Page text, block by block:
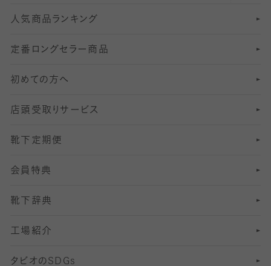
211デニールタイツ以上（防寒・厚手タイツ）
6 分丈レギンス
7 分丈 レギンス
8分丈 レギンス
10分丈 レギンス
12分丈レギンス
13分丈レギンス
オールスルーストッキング
冠婚葬祭向けソックス・靴下
スーツカジュアルソックス・靴下
ロングホーズ
ゴルフソックス・靴下
サッカー・フットサル用ソックス
ヨガソックス・靴下
スポーツ用レッグウォーマー
SSサイズ（21～23cm）
Sサイズ（22～25cm）
Mサイズ（25～27cm）
Lサイズ（27～29cm）
インナーソックス
加圧・着圧ソックス
冷えとり靴下
着圧・加圧タイツ
むくみ対策
足の疲れ対策
足の臭い対策
冷え対策
靴ずれ対策
人気商品ランキング
定番ロングセラー商品
初めての方へ
店頭受取りサービス
靴下定期便
会員特典
靴下辞典
工場紹介
タビオのSDGs